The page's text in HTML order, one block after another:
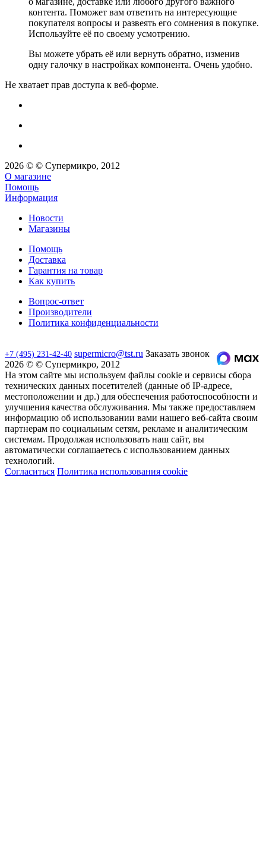
контента. Поможет вам ответить на интересующие
покупателя вопросы и развеять его сомнения в покупке.
Используйте её по своему усмотрению.
Вы можете убрать её или вернуть обратно, изменив
одну галочку в настройках компонента. Очень удобно.
Не хватает прав доступа к веб-форме.
2026 © © Супермикро, 2012
О магазине
Помощь
Информация
Новости
Магазины
Помощь
Доставка
Гарантия на товар
Как купить
Вопрос-ответ
Производители
Политика конфиденциальности
+7 (495) 231-42-40 supermicro@tst.ru Заказать звонок
2026 © © Супермикро, 2012
На этом сайте мы используем файлы cookie и сервисы сбора
технических данных посетителей (данные об IP-адресе,
местоположении и др.) для обеспечения работоспособности и
улучшения качества обслуживания. Мы также предоставляем
информацию об использовании вами нашего веб-сайта своим
партнерам по социальным сетям, рекламе и аналитическим
системам. Продолжая использовать наш сайт, вы
автоматически соглашаетесь с использованием данных
технологий.
Согласиться Политика использования cookie